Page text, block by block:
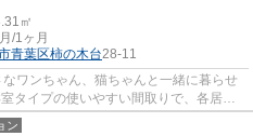
㎡
/1ヶ月
青葉区柿の木台28-11
ワンちゃん、猫ちゃんと一緒に暮らせ
タイプの使いやすい間取りで、各居室
い方にもおす...
ン